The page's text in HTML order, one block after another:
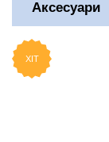
Аксесуари
ХІТ